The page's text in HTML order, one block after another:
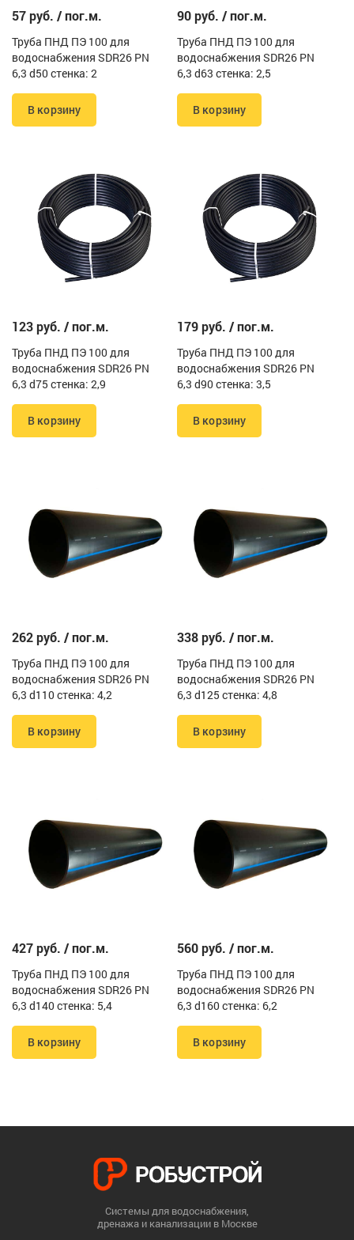
57 руб. / пог.м.
Труба ПНД ПЭ 100 для
водоснабжения SDR26 PN
6,3 d50 стенка: 2
В корзину
90 руб. / пог.м.
Труба ПНД ПЭ 100 для
водоснабжения SDR26 PN
6,3 d63 стенка: 2,5
В корзину
123 руб. / пог.м.
Труба ПНД ПЭ 100 для
водоснабжения SDR26 PN
6,3 d75 стенка: 2,9
В корзину
179 руб. / пог.м.
Труба ПНД ПЭ 100 для
водоснабжения SDR26 PN
6,3 d90 стенка: 3,5
В корзину
262 руб. / пог.м.
Труба ПНД ПЭ 100 для
водоснабжения SDR26 PN
6,3 d110 стенка: 4,2
В корзину
338 руб. / пог.м.
Труба ПНД ПЭ 100 для
водоснабжения SDR26 PN
6,3 d125 стенка: 4,8
В корзину
427 руб. / пог.м.
Труба ПНД ПЭ 100 для
водоснабжения SDR26 PN
6,3 d140 стенка: 5,4
В корзину
560 руб. / пог.м.
Труба ПНД ПЭ 100 для
водоснабжения SDR26 PN
6,3 d160 стенка: 6,2
В корзину
Системы для водоснабжения,
дренажа и канализации в Москве